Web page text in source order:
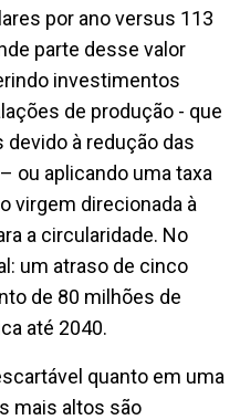
por ano versus 113
parte desse valor
investimentos
de produção - que
à redução das
ou aplicando uma taxa
virgem direcionada à
a circularidade. No
um atraso de cinco
de 80 milhões de
até 2040.
quanto em uma
mais altos são